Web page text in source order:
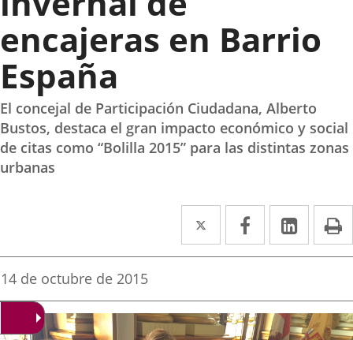
encajeras en Barrio
España
El concejal de Participación Ciudadana, Alberto
Bustos, destaca el gran impacto económico y social
de citas como “Bolilla 2015” para las distintas zonas
urbanas
Twitter
Enlace
a
aplicación
externa.
Facebook
Enlace
a
aplicación
externa.
Enlace
a
Fecha
la
noticia
14 de octubre de 2015